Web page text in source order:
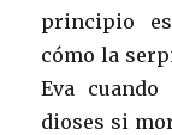
principio
cómo la
Eva
dioses si